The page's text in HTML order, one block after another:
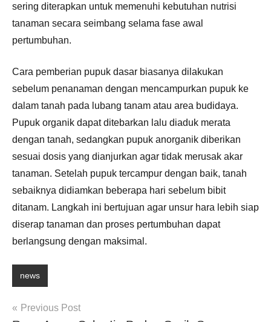
sering diterapkan untuk memenuhi kebutuhan nutrisi
tanaman secara seimbang selama fase awal
pertumbuhan.
Cara pemberian pupuk dasar biasanya dilakukan
sebelum penanaman dengan mencampurkan pupuk ke
dalam tanah pada lubang tanam atau area budidaya.
Pupuk organik dapat ditebarkan lalu diaduk merata
dengan tanah, sedangkan pupuk anorganik diberikan
sesuai dosis yang dianjurkan agar tidak merusak akar
tanaman. Setelah pupuk tercampur dengan baik, tanah
sebaiknya didiamkan beberapa hari sebelum bibit
ditanam. Langkah ini bertujuan agar unsur hara lebih siap
diserap tanaman dan proses pertumbuhan dapat
berlangsung dengan maksimal.
news
Post
Previous Post